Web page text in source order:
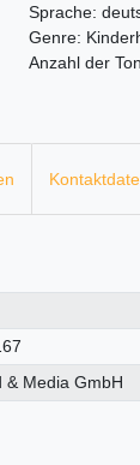
Sprache:
Genre:
Anzahl der
& Media GmbH